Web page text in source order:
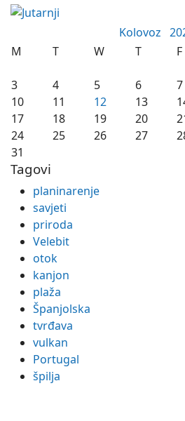
Kolovoz
M
T W T F
3
4 5 6 7
10
11 12 13
17
18 19 20
24
25 26 27
31
Tagovi
planinarenje
savjeti
priroda
Velebit
otok
kanjon
plaža
Španjolska
tvrđava
vulkan
Portugal
špilja